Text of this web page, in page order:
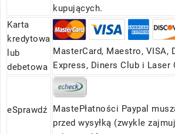
kupujących.
Karta
kredytowa
lub
debetowa
MasterCard, Maestro, VISA,
Express, Diners Club i Laser
eSprawdź
MastePłatności Paypal
przed wysyłką (zwykle